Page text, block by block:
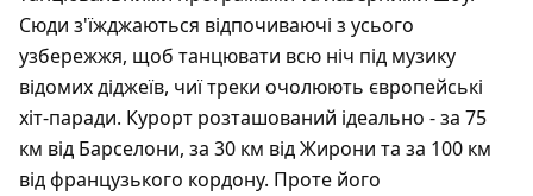
Сюди з'їжджаються відпочиваючі з усього
узбережжя, щоб танцювати всю ніч під музику
відомих діджеїв, чиї треки очолюють європейські
хіт-паради. Курорт розташований ідеально - за 75
км від Барселони, за 30 км від Жирони та за 100 км
від французького кордону. Проте його